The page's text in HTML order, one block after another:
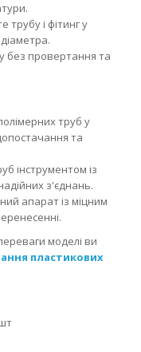
і фітинг у
без провертання та
труб у
та
інструментом із
з'єднань.
апарат із міцним
моделі ви
пластикових